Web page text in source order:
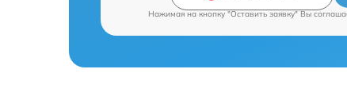
Нажимая на кнопку "Оставить заявку" Вы